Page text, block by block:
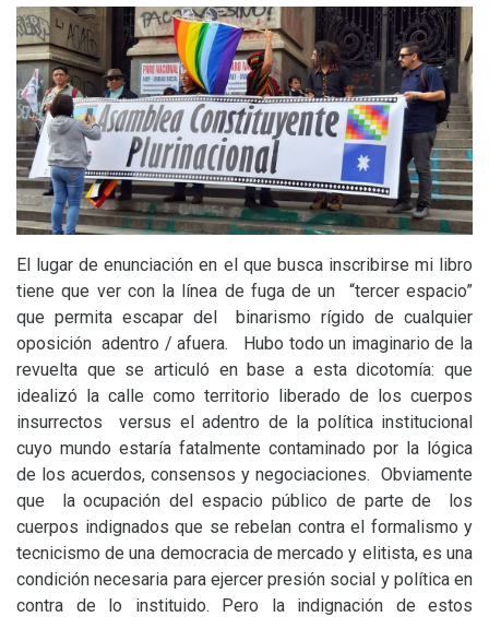
El lugar de enunciación en el que busca inscribirse mi libro
tiene que ver con la línea de fuga de un “tercer espacio”
que permita escapar del binarismo rígido de cualquier
oposición adentro / afuera. Hubo todo un imaginario de la
revuelta que se articuló en base a esta dicotomía: que
idealizó la calle como territorio liberado de los cuerpos
insurrectos versus el adentro de la política institucional
cuyo mundo estaría fatalmente contaminado por la lógica
de los acuerdos, consensos y negociaciones. Obviamente
que la ocupación del espacio público de parte de los
cuerpos indignados que se rebelan contra el formalismo y
tecnicismo de una democracia de mercado y elitista, es una
condición necesaria para ejercer presión social y política en
contra de lo instituido. Pero la indignación de estos